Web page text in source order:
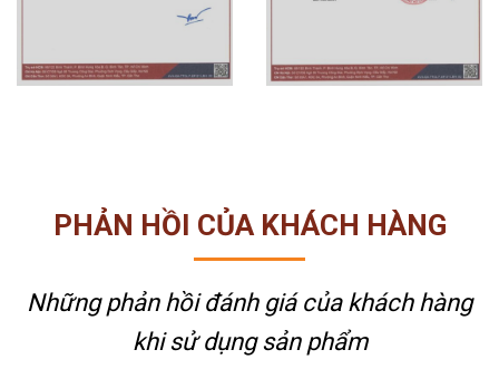
PHẢN HỒI CỦA KHÁCH HÀNG
Những phản hồi đánh giá của khách hàng
khi sử dụng sản phẩm